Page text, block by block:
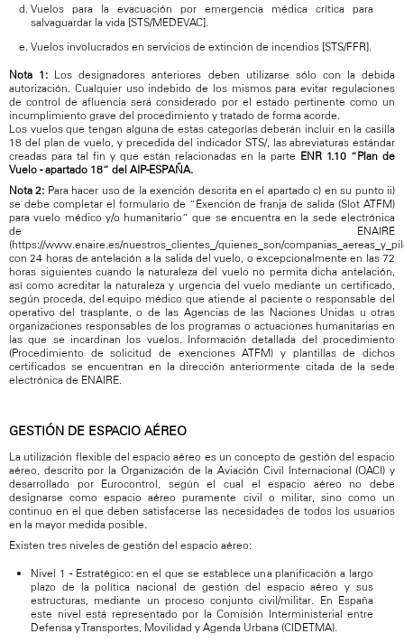
Vuelos para la evacuación por emergencia médica crítica para
salvaguardar la vida [STS/MEDEVAC].
Vuelos involucrados en servicios de extinción de incendios [STS/FFR].
Nota 1: Los designadores anteriores deben utilizarse sólo con la debida
autorización. Cualquier uso indebido de los mismos para evitar regulaciones
de control de afluencia será considerado por el estado pertinente como un
incumplimiento grave del procedimiento y tratado de forma acorde.
Los vuelos que tengan alguna de estas categorías deberán incluir en la casilla
18 del plan de vuelo, y precedida del indicador STS/, las abreviaturas estándar
creadas para tal fin y que están relacionadas en la parte ENR 1.10 “Plan de
Vuelo - apartado 18” del AIP-ESPAÑA.
Nota 2: Para hacer uso de la exención descrita en el apartado c) en su punto ii)
se debe completar el formulario de “Exención de franja de salida (Slot ATFM)
para vuelo médico y/o humanitario” que se encuentra en la sede electrónica
de ENAIRE
(https://www.enaire.es/nuestros_clientes_/quienes_son/
con 24 horas de antelación a la salida del vuelo, o excepcionalmente en las 72
horas siguientes cuando la naturaleza del vuelo no permita dicha antelación,
así como acreditar la naturaleza y urgencia del vuelo mediante un certificado,
según proceda, del equipo médico que atiende al paciente o responsable del
operativo del trasplante, o de las Agencias de las Naciones Unidas u otras
organizaciones responsables de los programas o actuaciones humanitarias en
las que se incardinan los vuelos. Información detallada del procedimiento
(Procedimiento de solicitud de exenciones ATFM) y plantillas de dichos
certificados se encuentran en la dirección anteriormente citada de la sede
electrónica de ENAIRE.
GESTIÓN DE ESPACIO AÉREO
La utilización flexible del espacio aéreo es un concepto de gestión del espacio
aéreo, descrito por la Organización de la Aviación Civil Internacional (OACI) y
desarrollado por Eurocontrol, según el cual el espacio aéreo no debe
designarse como espacio aéreo puramente civil o militar, sino como un
continuo en el que deben satisfacerse las necesidades de todos los usuarios
en la mayor medida posible.
Existen tres niveles de gestión del espacio aéreo:
Nivel 1 - Estratégico: en el que se establece una planificación a largo
plazo de la política nacional de gestión del espacio aéreo y sus
estructuras, mediante un proceso conjunto civil/militar. En España
este nivel está representado por la Comisión Interministerial entre
Defensa y Transportes, Movilidad y Agenda Urbana (CIDETMA).